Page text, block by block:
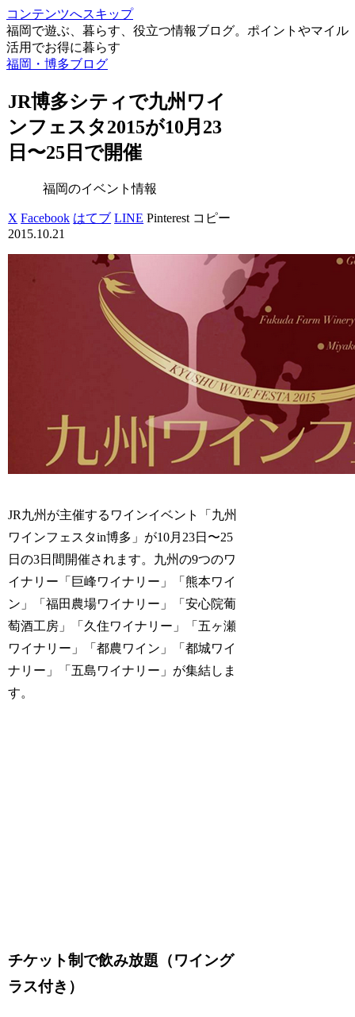
コンテンツへスキップ
福岡で遊ぶ、暮らす、役立つ情報ブログ。ポイントやマイル
活用でお得に暮らす
福岡・博多ブログ
JR博多シティで九州ワイ
ンフェスタ2015が10月23
日〜25日で開催
福岡のイベント情報
X Facebook はてブ LINE Pinterest コピー
2015.10.21
JR九州が主催するワインイベント「九州
ワインフェスタin博多」が10月23日〜25
日の3日間開催されます。九州の9つのワ
イナリー「巨峰ワイナリー」「熊本ワイ
ン」「福田農場ワイナリー」「安心院葡
萄酒工房」「久住ワイナリー」「五ヶ瀬
ワイナリー」「都農ワイン」「都城ワイ
ナリー」「五島ワイナリー」が集結しま
す。
チケット制で飲み放題（ワイング
ラス付き）